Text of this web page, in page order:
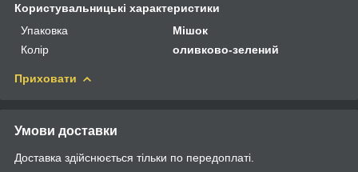
Користувальницькі характеристики
Упаковка
Мішок
Колір
оливково-зелений
Приховати
Умови доставки
Доставка здійснюється тільки по передоплаті.